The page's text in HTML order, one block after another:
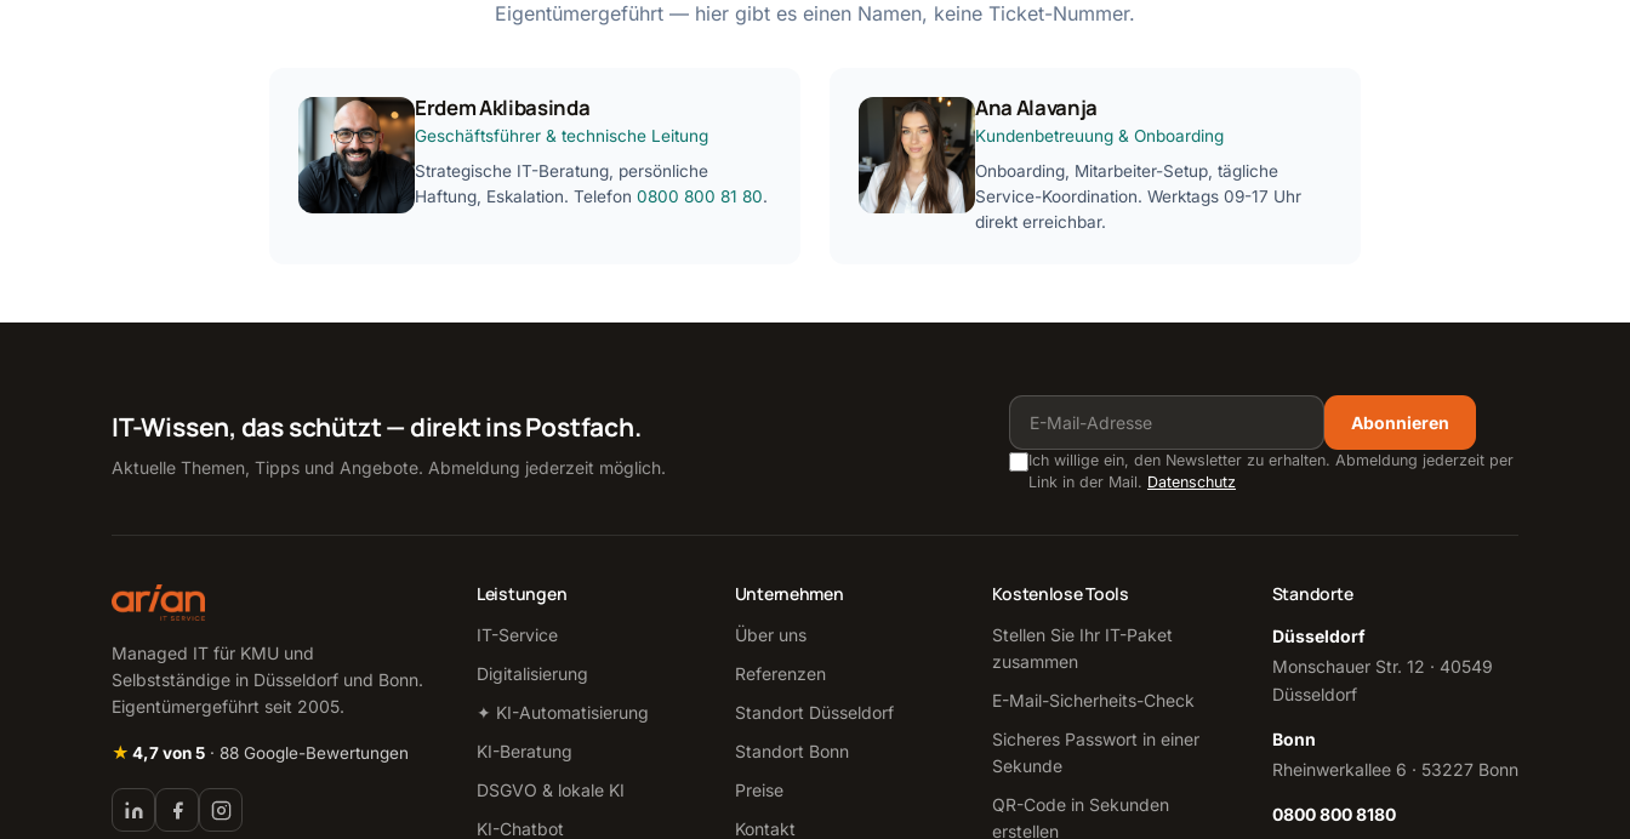
Eigentümergeführt — hier gibt es einen Namen, keine Ticket-Nummer.
Erdem Aklibasinda
Geschäftsführer & technische Leitung
Strategische IT-Beratung, persönliche
Haftung, Eskalation. Telefon 0800 800 81 80.
Ana Alavanja
Kundenbetreuung & Onboarding
Onboarding, Mitarbeiter-Setup, tägliche
Service-Koordination. Werktags 09-17 Uhr
direkt erreichbar.
IT-Wissen, das schützt — direkt ins Postfach.
Aktuelle Themen, Tipps und Angebote. Abmeldung jederzeit möglich.
Abonnieren
Ich willige ein, den Newsletter zu erhalten. Abmeldung jederzeit per
Link in der Mail. Datenschutz
Managed IT für KMU und
Selbstständige in Düsseldorf und Bonn.
Eigentümergeführt seit 2005.
★ 4,7 von 5· 88 Google-Bewertungen
Leistungen
IT-Service
Digitalisierung
✦ KI-Automatisierung
KI-Beratung
DSGVO & lokale KI
KI-Chatbot
Unternehmen
Über uns
Referenzen
Standort Düsseldorf
Standort Bonn
Preise
Kontakt
Kostenlose Tools
Stellen Sie Ihr IT-Paket
zusammen
E-Mail-Sicherheits-Check
Sicheres Passwort in einer
Sekunde
QR-Code in Sekunden
erstellen
Standorte
Düsseldorf
Monschauer Str. 12 · 40549
Düsseldorf
Bonn
Rheinwerkallee 6 · 53227 Bonn
0800 800 8180